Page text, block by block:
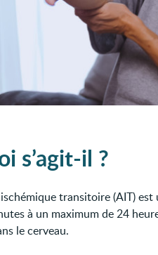
s’agit-il ?
transitoire (AIT)
à un maximum de 24
le cerveau.